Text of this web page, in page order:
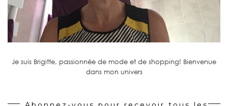
Je suis Brigitte, passionnée de mode et de shopping! Bienvenue
dans mon univers